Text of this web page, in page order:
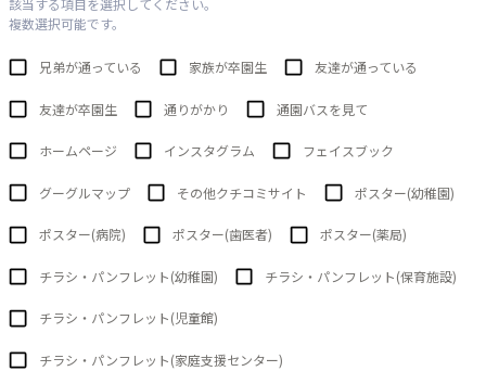
複数選択可能です。
兄弟が通っている 家族が卒園生 友達が通っている
友達が卒園生 通りがかり 通園バスを見て
ホームページ インスタグラム フェイスブック
グーグルマップ その他クチコミサイト ポスター(幼稚園)
ポスター(病院) ポスター(歯医者) ポスター(薬局)
チラシ・パンフレット(幼稚園) チラシ・パンフレット(保育施設)
チラシ・パンフレット(児童館)
チラシ・パンフレット(家庭支援センター)